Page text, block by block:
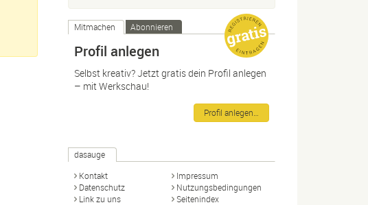
Mitmachen Abonnieren
Profil anlegen
Selbst kreativ? Jetzt gratis dein Profil anlegen
– mit Werkschau!
Profil anlegen…
dasauge
Kontakt
Impressum
Datenschutz
Nutzungsbedingungen
Link zu uns
Seitenindex